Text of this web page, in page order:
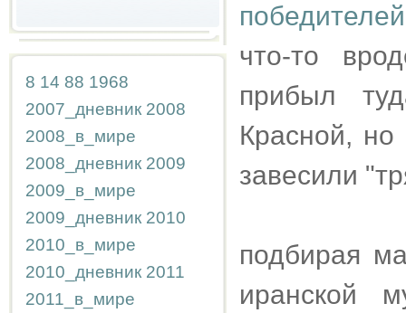
8 14 88 1968
2007_дневник 2008
2008_в_мире
2008_дневник 2009
2009_в_мире
2009_дневник 2010
2010_в_мире
2010_дневник 2011
2011_в_мире
что-то
прибыл
Красной,
завесили
подбирая
иранской